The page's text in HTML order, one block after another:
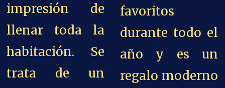
impresión de
llenar toda la
habitación. Se
trata de un
favoritos
durante todo el
año y es un
regalo moderno